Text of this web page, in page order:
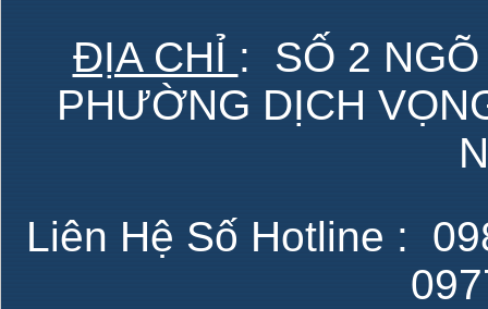
ĐỊA CHỈ : SỐ 2 NGÕ
PHƯỜNG DỊCH
Liên Hệ Số Hotline :